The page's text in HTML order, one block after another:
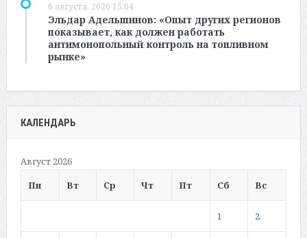
6 августа, 2026 15:04
Эльдар Адельшинов: «Опыт других регионов
показывает, как должен работать
антимонопольный контроль на топливном
рынке»
КАЛЕНДАРЬ
Август 2026
Пн
Вт Ср Чт Пт Сб Вс
1 2